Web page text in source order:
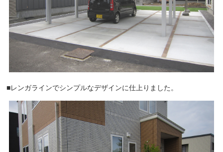
■レンガラインでシンプルなデザインに仕上りました。